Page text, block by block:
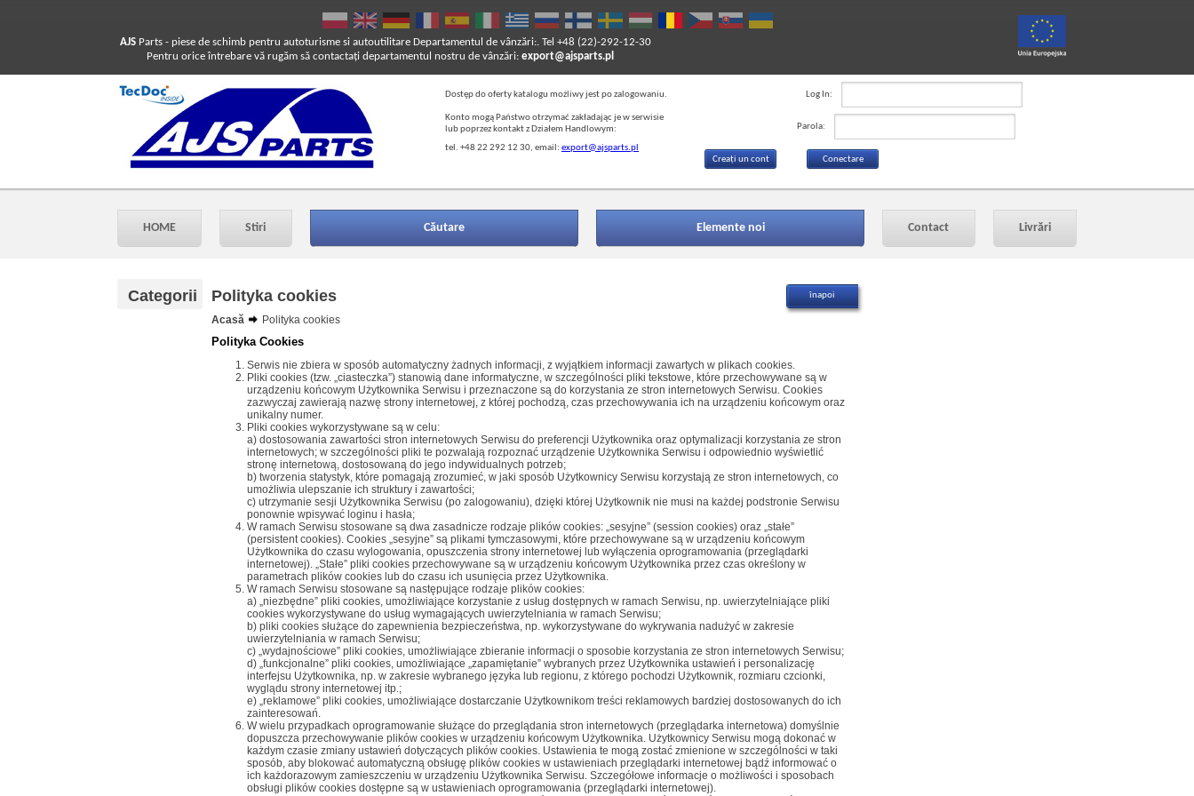
AJS Parts - piese de schimb pentru autoturisme si autoutilitare
Pentru orice întrebare vă rugăm să contactaţi departamentul nostru de vânzări: export@ajsparts.pl
Departamentul de vânzări:. Tel +48 (22)-292-12-30
Dostęp do oferty katalogu możliwy jest po zalogowaniu.
Konto mogą Państwo otrzymać zakładając je w serwisie
lub poprzez kontakt z Działem Handlowym:
tel. +48 22 292 12 30, email: export@ajsparts.pl
Log In:
Parola:
Creați un cont
HOME Stiri Căutare Elemente noi Contact Livrări
Categorii Polityka cookies
Acasă Polityka cookies
Polityka Cookies
Serwis nie zbiera w sposób automatyczny żadnych informacji, z wyjątkiem informacji zawartych w plikach cookies.
Pliki cookies (tzw. „ciasteczka”) stanowią dane informatyczne, w szczególności pliki tekstowe, które przechowywane są w
urządzeniu końcowym Użytkownika Serwisu i przeznaczone są do korzystania ze stron internetowych Serwisu. Cookies
zazwyczaj zawierają nazwę strony internetowej, z której pochodzą, czas przechowywania ich na urządzeniu końcowym oraz
unikalny numer.
Pliki cookies wykorzystywane są w celu:
a) dostosowania zawartości stron internetowych Serwisu do preferencji Użytkownika oraz optymalizacji korzystania ze stron
internetowych; w szczególności pliki te pozwalają rozpoznać urządzenie Użytkownika Serwisu i odpowiednio wyświetlić
stronę internetową, dostosowaną do jego indywidualnych potrzeb;
b) tworzenia statystyk, które pomagają zrozumieć, w jaki sposób Użytkownicy Serwisu korzystają ze stron internetowych, co
umożliwia ulepszanie ich struktury i zawartości;
c) utrzymanie sesji Użytkownika Serwisu (po zalogowaniu), dzięki której Użytkownik nie musi na każdej podstronie Serwisu
ponownie wpisywać loginu i hasła;
W ramach Serwisu stosowane są dwa zasadnicze rodzaje plików cookies: „sesyjne” (session cookies) oraz „stałe”
(persistent cookies). Cookies „sesyjne” są plikami tymczasowymi, które przechowywane są w urządzeniu końcowym
Użytkownika do czasu wylogowania, opuszczenia strony internetowej lub wyłączenia oprogramowania (przeglądarki
internetowej). „Stałe” pliki cookies przechowywane są w urządzeniu końcowym Użytkownika przez czas określony w
parametrach plików cookies lub do czasu ich usunięcia przez Użytkownika.
W ramach Serwisu stosowane są następujące rodzaje plików cookies:
a) „niezbędne” pliki cookies, umożliwiające korzystanie z usług dostępnych w ramach Serwisu, np. uwierzytelniające pliki
cookies wykorzystywane do usług wymagających uwierzytelniania w ramach Serwisu;
b) pliki cookies służące do zapewnienia bezpieczeństwa, np. wykorzystywane do wykrywania nadużyć w zakresie
uwierzytelniania w ramach Serwisu;
c) „wydajnościowe” pliki cookies, umożliwiające zbieranie informacji o sposobie korzystania ze stron internetowych Serwisu;
d) „funkcjonalne” pliki cookies, umożliwiające „zapamiętanie” wybranych przez Użytkownika ustawień i personalizację
interfejsu Użytkownika, np. w zakresie wybranego języka lub regionu, z którego pochodzi Użytkownik, rozmiaru czcionki,
wyglądu strony internetowej itp.;
e) „reklamowe” pliki cookies, umożliwiające dostarczanie Użytkownikom treści reklamowych bardziej dostosowanych do ich
zainteresowań.
W wielu przypadkach oprogramowanie służące do przeglądania stron internetowych (przeglądarka internetowa) domyślnie
dopuszcza przechowywanie plików cookies w urządzeniu końcowym Użytkownika. Użytkownicy Serwisu mogą dokonać w
każdym czasie zmiany ustawień dotyczących plików cookies. Ustawienia te mogą zostać zmienione w szczególności w taki
sposób, aby blokować automatyczną obsługę plików cookies w ustawieniach przeglądarki internetowej bądź informować o
ich każdorazowym zamieszczeniu w urządzeniu Użytkownika Serwisu. Szczegółowe informacje o możliwości i sposobach
obsługi plików cookies dostępne są w ustawieniach oprogramowania (przeglądarki internetowej).